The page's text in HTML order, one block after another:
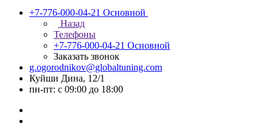
+7-776-000-04-21 Основной
Назад
Телефоны
+7-776-000-04-21 Основной
Заказать звонок
g.ogorodnikov@globaltuning.com
Куйши Дина, 12/1
пн-пт: с 09:00 до 18:00